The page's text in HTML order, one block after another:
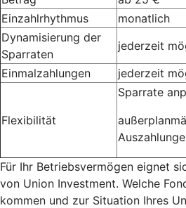
Einzahlrhythmus
monatlich
Dynamisierung der
Sparraten
jederzeit
Einmalzahlungen
jederzeit
Flexibilität
Sparrate
Für Ihr Betriebsvermögen eignet
von Union Investment. Welche
kommen und zur Situation Ihres